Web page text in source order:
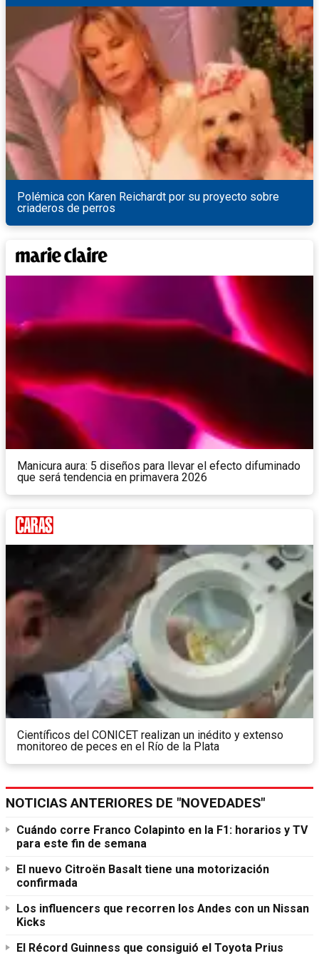
Polémica con Karen Reichardt por su proyecto sobre
criaderos de perros
Manicura aura: 5 diseños para llevar el efecto difuminado
que será tendencia en primavera 2026
Científicos del CONICET realizan un inédito y extenso
monitoreo de peces en el Río de la Plata
NOTICIAS ANTERIORES DE "NOVEDADES"
Cuándo corre Franco Colapinto en la F1: horarios y TV
para este fin de semana
El nuevo Citroën Basalt tiene una motorización
confirmada
Los influencers que recorren los Andes con un Nissan
Kicks
El Récord Guinness que consiguió el Toyota Prius